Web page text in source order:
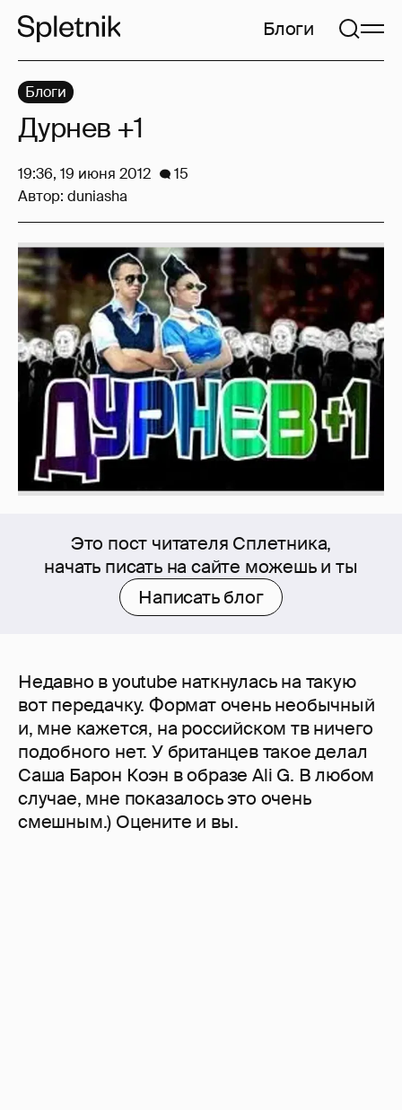
Блоги
Это пост читателя Сплетника,
начать писать на сайте можешь и ты
Написать блог
Недавно в youtube наткнулась на такую
вот передачку. Формат очень необычный
и, мне кажется, на российском тв ничего
подобного нет. У британцев такое делал
Cаша Барон Коэн в образе Ali G. В любом
случае, мне показалось это очень
смешным.) Оцените и вы.
Блоги
Дурнев +1
19:36, 19 июня 2012
15
Автор: duniasha